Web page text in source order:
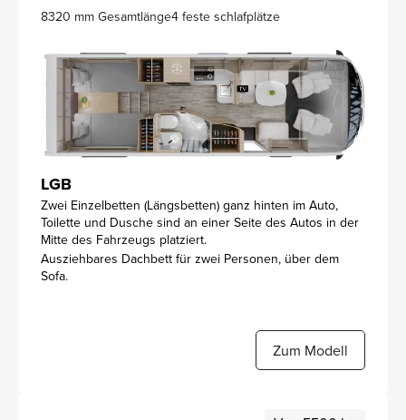
8320 mm Gesamtlänge4 feste schlafplätze
LGB
Zwei Einzelbetten (Längsbetten) ganz hinten im Auto,
Toilette und Dusche sind an einer Seite des Autos in der
Mitte des Fahrzeugs platziert.
Ausziehbares Dachbett für zwei Personen, über dem
Sofa.
Zum Modell